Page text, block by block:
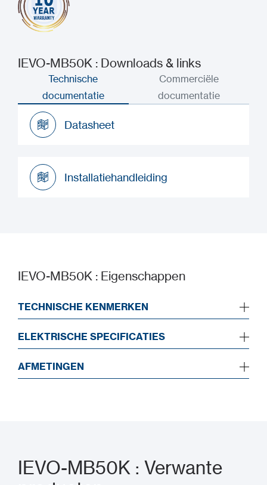
IEVO-MB50K : Downloads & links
Technische
documentatie
Commerciële
documentatie
Datasheet
Installatiehandleiding
IEVO-MB50K : Eigenschappen
TECHNISCHE KENMERKEN
ELEKTRISCHE SPECIFICATIES
AFMETINGEN
IEVO-MB50K : Verwante